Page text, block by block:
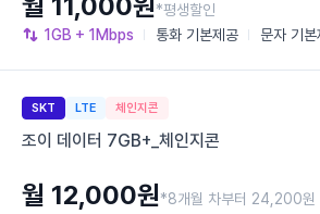
1GB + 1Mbps 통화 기본제공 문자 기
*평생할인
SKT LTE 체인지콘
조이 데이터 7GB+_체인지콘
월 12,000원*8개월 차부터 24,200원